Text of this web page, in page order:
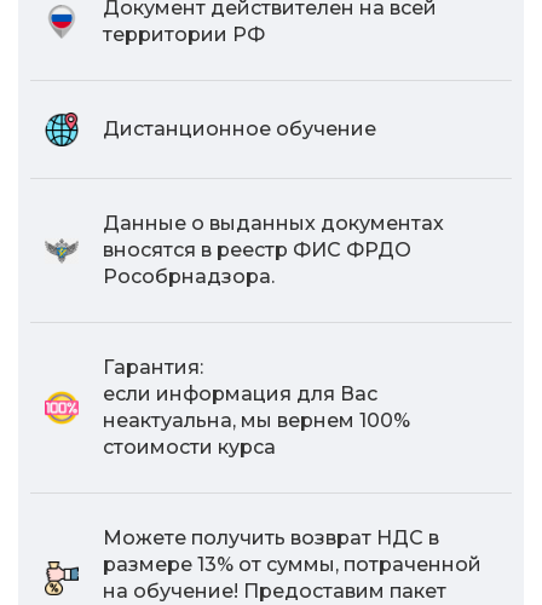
Документ действителен на всей
территории РФ
Дистанционное обучение
Данные о выданных документах
вносятся в реестр ФИС ФРДО
Рособрнадзора.
Гарантия:
если информация для Вас
неактуальна, мы вернем 100%
стоимости курса
Можете получить возврат НДС в
размере 13% от суммы, потраченной
на обучение! Предоставим пакет